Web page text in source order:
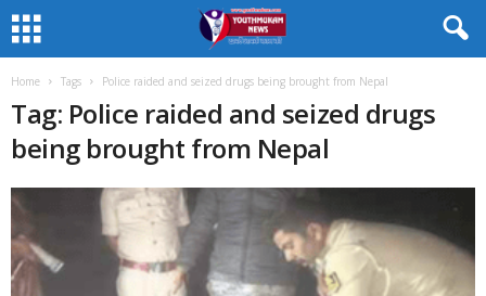
Home Tags Police raided and seized drugs being brought from Nepal
Tag: Police raided and seized drugs
being brought from Nepal